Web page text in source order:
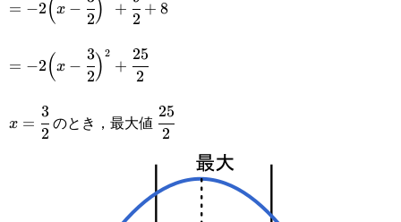
{2}\Big)^2+\cfrac{9}
{2}+8
= −2(x −
2) +
2
+ 8
=-2\Big(x-\cfrac{3}
{2}\Big)^2+\cfrac{25}
{2}
= −2(x −
2
3) 2
+
2
25
x=\cfrac{3}
x =
2
3
のとき，最大値 \cfrac{25}
{2}
2
25